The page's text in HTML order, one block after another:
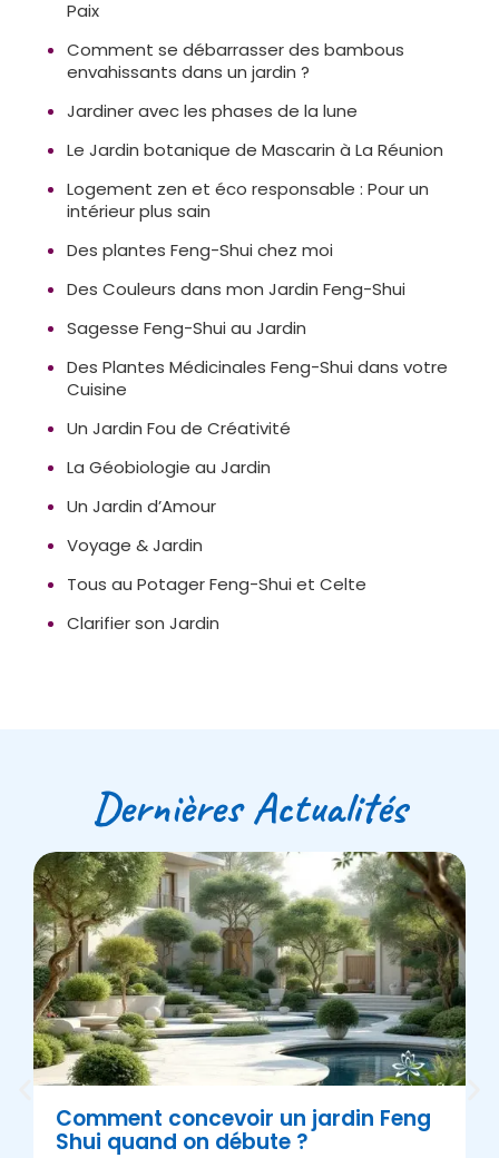
Paix
Comment se débarrasser des bambous
envahissants dans un jardin ?
Jardiner avec les phases de la lune
Le Jardin botanique de Mascarin à La Réunion
Logement zen et éco responsable : Pour un
intérieur plus sain
Des plantes Feng-Shui chez moi
Des Couleurs dans mon Jardin Feng-Shui
Sagesse Feng-Shui au Jardin
Des Plantes Médicinales Feng-Shui dans votre
Cuisine
Un Jardin Fou de Créativité
La Géobiologie au Jardin
Un Jardin d’Amour
Voyage & Jardin
Tous au Potager Feng-Shui et Celte
Clarifier son Jardin
Dernières Actualités
Comment concevoir un jardin Feng
Shui quand on débute ?